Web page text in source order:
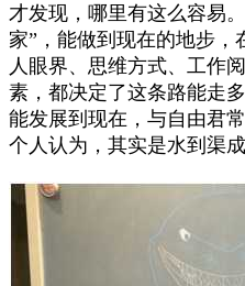
才发现，哪里有这么容易
家”，能做到现在的地步，
人眼界、思维方式、工作
素，都决定了这条路能走
能发展到现在，与自由君
个人认为，其实是水到渠成